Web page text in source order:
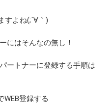
すよね(;´∀｀)
にはそんなの無し！
ートナーに登録する手順は
WEB登録する